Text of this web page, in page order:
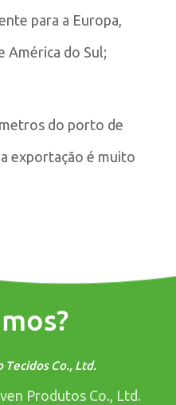
para a Europa,
América do Sul;
do porto de
exportação é muito
Tecidos Co., Ltd.
Produtos Co., Ltd.